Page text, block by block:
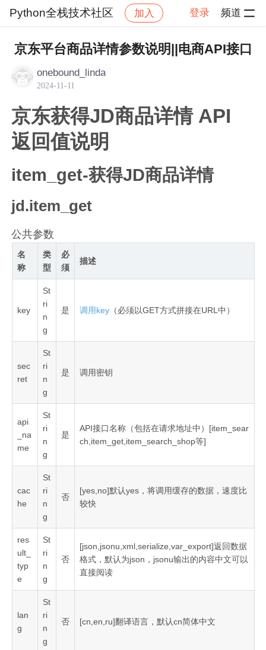
Python全栈技术社区 加入 登录 频道
社区 Python全栈技术社区 博文广场 帖子详情
京东平台商品详情参数说明||电商API接口
onebound_linda
2024-11-11
京东获得JD商品详情 API
返回值说明
item_get-获得JD商品详情
jd.item_get
公共参数
名
称
类
型
必
须
描述
key
St
ri
n
g
是 调用key（必须以GET方式拼接在URL中）
sec
ret
St
ri
n
g
是 调用密钥
api
_na
me
St
ri
n
g
是
API接口名称（包括在请求地址中）[item_sear
ch,item_get,item_search_shop等]
cac
he
St
ri
n
g
否
[yes,no]默认yes，将调用缓存的数据，速度比
较快
res
ult_
typ
e
St
ri
n
g
否
[json,jsonu,xml,serialize,var_export]返回数据
格式，默认为json，jsonu输出的内容中文可以
直接阅读
lan
g
St
ri
n
g
否 [cn,en,ru]翻译语言，默认cn简体中文